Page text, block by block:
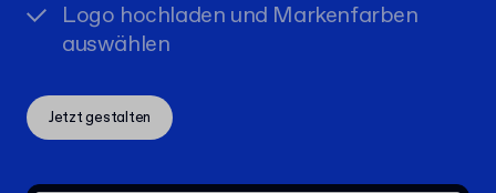
Logo hochladen und Markenfarben
auswählen
Jetzt gestalten